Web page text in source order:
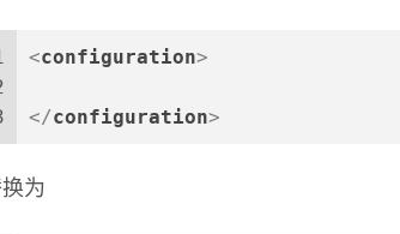
<configuration>
</configuration>
为